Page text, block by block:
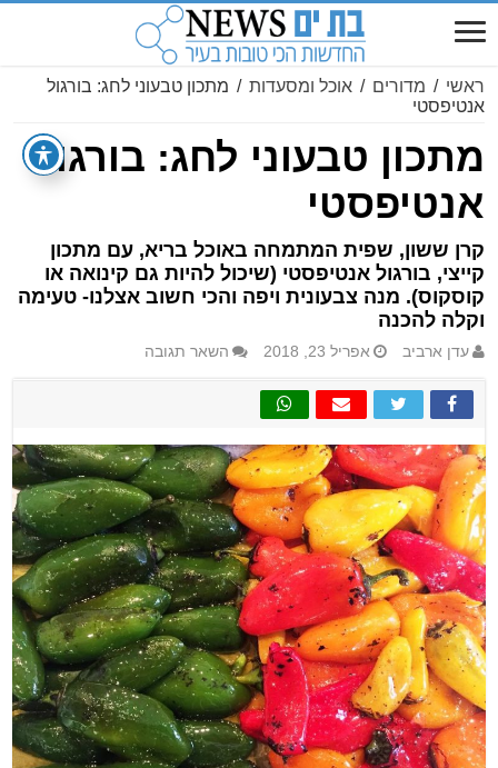
ראשי / מדורים / אוכל ומסעדות / מתכון טבעוני לחג: בורגול
אנטיפסטי
מתכון טבעוני לחג: בורגול
אנטיפסטי
קרן ששון, שפית המתמחה באוכל בריא, עם מתכון
קייצי, בורגול אנטיפסטי (שיכול להיות גם קינואה או
קוסקוס). מנה צבעונית ויפה והכי חשוב אצלנו- טעימה
וקלה להכנה
עדן ארביב אפריל 23, 2018 השאר תגובה